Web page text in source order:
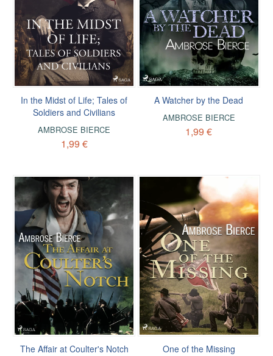
In the Midst of Life; Tales of
Soldiers and Civilians
AMBROSE BIERCE
1,99 €
A Watcher by the Dead
AMBROSE BIERCE
1,99 €
The Affair at Coulter's Notch One of the Missing